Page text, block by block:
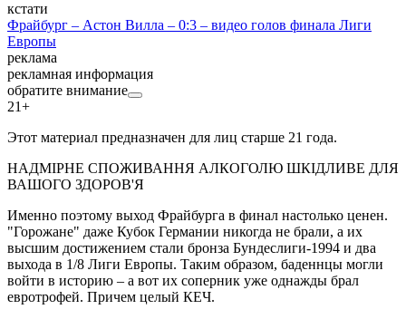
кстати
Фрайбург – Астон Вилла – 0:3 – видео голов финала Лиги
Европы
реклама
рекламная информация
обратите внимание
21+
Этот материал предназначен для лиц старше 21 года.
НАДМІРНЕ СПОЖИВАННЯ АЛКОГОЛЮ ШКІДЛИВЕ ДЛЯ
ВАШОГО ЗДОРОВ'Я
Именно поэтому выход Фрайбурга в финал настолько ценен.
"Горожане" даже Кубок Германии никогда не брали, а их
высшим достижением стали бронза Бундеслиги-1994 и два
выхода в 1/8 Лиги Европы. Таким образом, баденнцы могли
войти в историю – а вот их соперник уже однажды брал
евротрофей. Причем целый КЕЧ.